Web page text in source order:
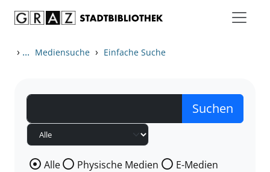
› ... Mediensuche › Einfache Suche
Wählen Sie die Medienart nach der Sie suchen wollen.
Alle Physische Medien
E-Medien